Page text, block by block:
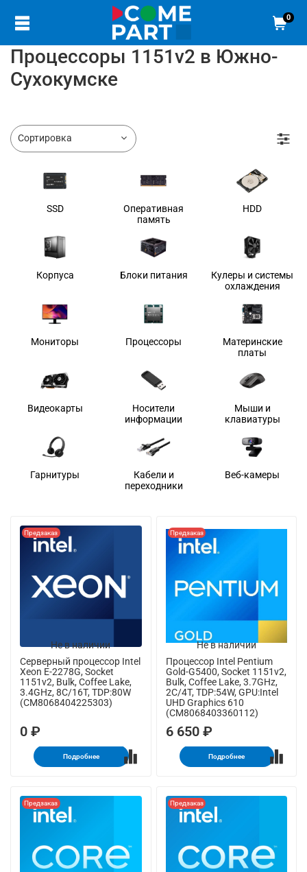
0
Процессоры 1151v2 в Южно-
Сухокумске
SSD
Оперативная
память
HDD
Корпуса Блоки питания
Кулеры и системы
охлаждения
Мониторы Процессоры
Материнские
платы
Видеокарты
Носители
информации
Мыши и
клавиатуры
Гарнитуры
Кабели и
переходники
Веб-камеры
Не в наличии
Предзаказ
Серверный процессор Intel
Xeon E-2278G, Socket
1151v2, Bulk, Coffee Lake,
3.4GHz, 8C/16T, TDP:80W
(CM8068404225303)
0 ₽
Подробнее
Не в наличии
Предзаказ
Процессор Intel Pentium
Gold-G5400, Socket 1151v2,
Bulk, Coffee Lake, 3.7GHz,
2C/4T, TDP:54W, GPU:Intel
UHD Graphics 610
(CM8068403360112)
6 650 ₽
Подробнее
Предзаказ Предзаказ